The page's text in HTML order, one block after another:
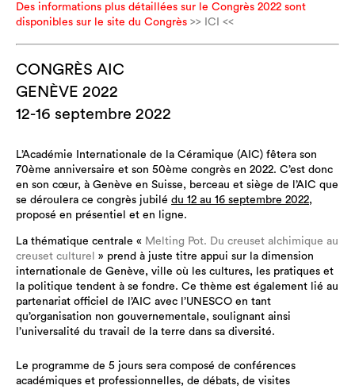
Des informations plus détaillées sur le Congrès 2022 sont
disponibles sur le site du Congrès >> ICI <<
CONGRÈS AIC
GENÈVE 2022
12-16 septembre 2022
L’Académie Internationale de la Céramique (AIC) fêtera son
70ème anniversaire et son 50ème congrès en 2022. C’est donc
en son cœur, à Genève en Suisse, berceau et siège de l’AIC que
se déroulera ce congrès jubilé du 12 au 16 septembre 2022,
proposé en présentiel et en ligne.
La thématique centrale « Melting Pot. Du creuset alchimique au
creuset culturel
» prend à juste titre appui sur la dimension
internationale de Genève, ville où les cultures, les pratiques et
la politique tendent à se fondre. Ce thème est également lié au
partenariat officiel de l’AIC avec l’UNESCO en tant
qu’organisation non gouvernementale, soulignant ainsi
l’universalité du travail de la terre dans sa diversité.
Le programme de 5 jours sera composé de conférences
académiques et professionnelles, de débats, de visites